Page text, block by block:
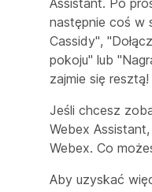
Assistant. Po
następnie coś w
Cassidy",
pokoju" lub
zajmie się resztą!
Jeśli chcesz
Webex
Webex. Co
Aby uzyskać